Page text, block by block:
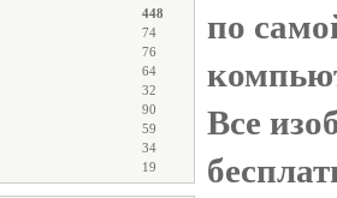
448
74
76
64
32
90
59
34
19
по
Все